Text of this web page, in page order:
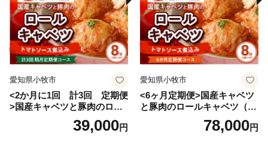
愛知県小牧市
<2か月に1回 計3回 定期便
>国産キャベツと豚肉のロー
ルキャベツ（4P入り）
39,000円
愛知県小牧市
<6ヶ月定期便>国産キャベツ
と豚肉のロールキャベツ（4P
78,000円